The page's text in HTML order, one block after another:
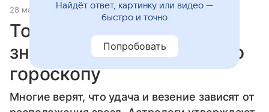
28 мая 2024 Статьи
Топ-3 самых удачливых
знака зодиака: везение по
гороскопу
Многие верят, что удача и везение зависят от
Найдёт ответ, картинку или видео —
быстро и точно
Попробовать